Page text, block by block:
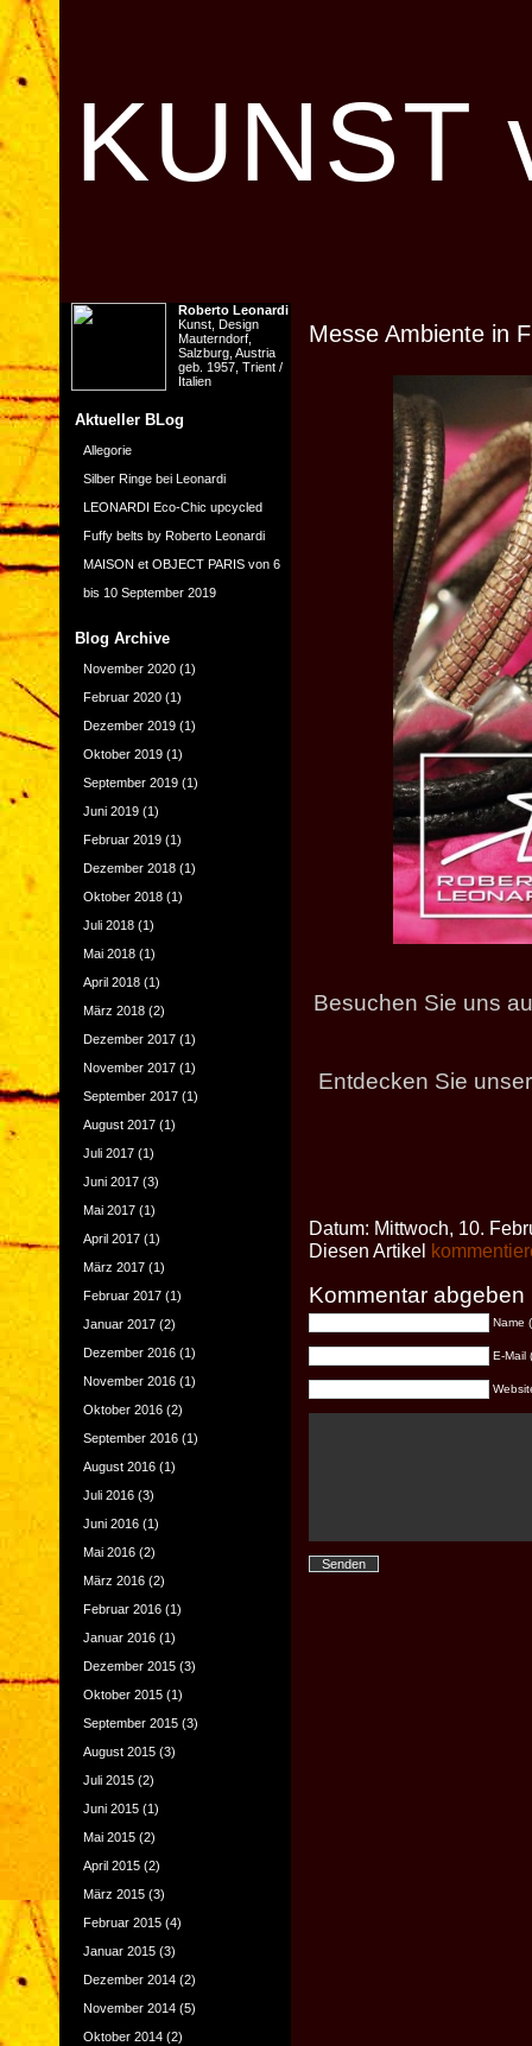
KUNST
Messe Ambiente in
Besuchen Sie uns
Entdecken Sie
Datum: Mittwoch, 10.
Diesen Artikel
Kommentar abgeben
Name
E-Mail
Roberto Leonardi
Kunst, Design
Mauterndorf,
Salzburg, Austria
geb. 1957, Trient /
Italien
Aktueller BLog
Allegorie
Silber Ringe bei Leonardi
LEONARDI Eco-Chic upcycled
Fuffy belts by Roberto Leonardi
MAISON et OBJECT PARIS von 6
bis 10 September 2019
Blog Archive
November 2020 (1)
Februar 2020 (1)
Dezember 2019 (1)
Oktober 2019 (1)
September 2019 (1)
Juni 2019 (1)
Februar 2019 (1)
Dezember 2018 (1)
Oktober 2018 (1)
Juli 2018 (1)
Mai 2018 (1)
April 2018 (1)
März 2018 (2)
Dezember 2017 (1)
November 2017 (1)
September 2017 (1)
August 2017 (1)
Juli 2017 (1)
Juni 2017 (3)
Mai 2017 (1)
April 2017 (1)
März 2017 (1)
Februar 2017 (1)
Januar 2017 (2)
Dezember 2016 (1)
November 2016 (1)
Oktober 2016 (2)
September 2016 (1)
August 2016 (1)
Juli 2016 (3)
Juni 2016 (1)
Mai 2016 (2)
März 2016 (2)
Februar 2016 (1)
Januar 2016 (1)
Dezember 2015 (3)
Oktober 2015 (1)
September 2015 (3)
August 2015 (3)
Juli 2015 (2)
Juni 2015 (1)
Mai 2015 (2)
April 2015 (2)
März 2015 (3)
Februar 2015 (4)
Januar 2015 (3)
Dezember 2014 (2)
November 2014 (5)
Oktober 2014 (2)